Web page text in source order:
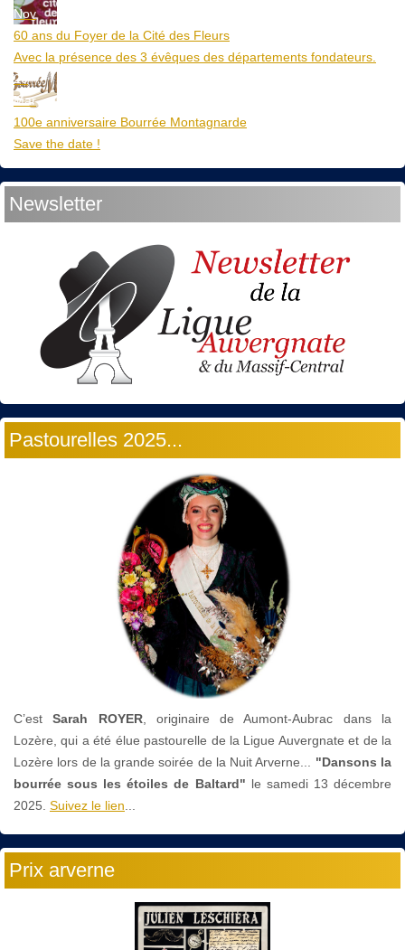
Nov
60 ans du Foyer de la Cité des Fleurs
Avec la présence des 3 évêques des départements fondateurs.
20
Mar
100e anniversaire Bourrée Montagnarde
Save the date !
Newsletter
Pastourelles 2025...
C’estSarah ROYER, originaire de Aumont-Aubrac dans la
Lozère, qui a été élue pastourelle de la Ligue Auvergnate et de la
Lozère lors de la grande soirée de la Nuit Arverne... "Dansons la
bourrée sous les étoiles de Baltard" le samedi 13 décembre
2025. Suivez le lien...
Prix arverne